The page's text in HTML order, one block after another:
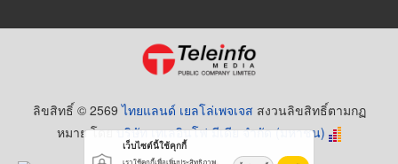
ลิขสิทธิ์ © 2569ไทยแลนด์ เยลโล่เพจเจส สงวนลิขสิทธิ์ตามกฏ
หมาย โดยบริษัท เทเลอินโฟ มีเดีย จำกัด (มหาชน)
เว็บไซต์นี้ใช้คุกกี้
เราใช้คุกกี้เพื่อเพิ่มประสิทธิภาพ